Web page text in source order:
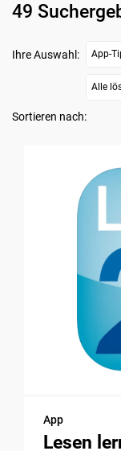
49
Ihre Auswahl: App-
Alle
Sortieren nach:
App
Lesen